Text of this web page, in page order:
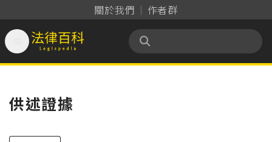
關於我們 作者群
法律百科 Legispedia
供述證據